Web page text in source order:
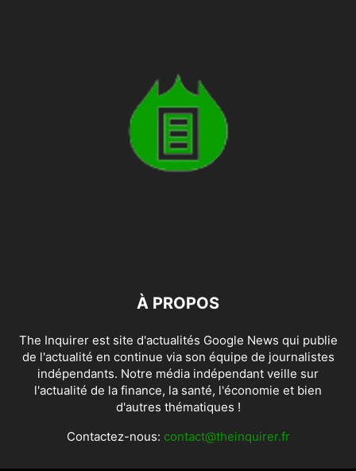
À PROPOS
The Inquirer est site d'actualités Google News qui publie
de l'actualité en continue via son équipe de journalistes
indépendants. Notre média indépendant veille sur
l'actualité de la finance, la santé, l'économie et bien
d'autres thématiques !
Contactez-nous: contact@theinquirer.fr